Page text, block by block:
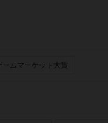
ームマーケット大賞